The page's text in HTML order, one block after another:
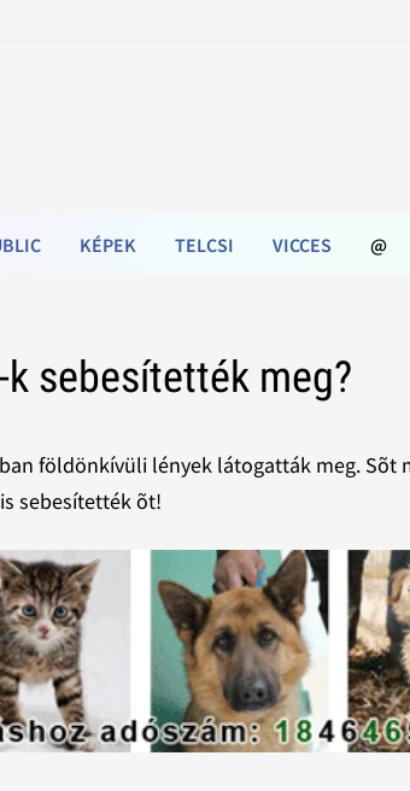
KÉPEK TELCSI VICCES @
k sebesítették meg?
földönkívüli lények látogatták meg. Sõt
sebesítették õt!